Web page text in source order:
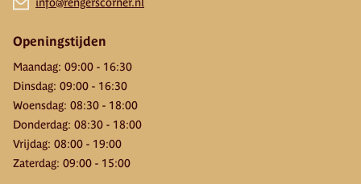
info@rengerscorner.nl
Openingstijden
Maandag: 09:00 - 16:30
Dinsdag: 09:00 - 16:30
Woensdag: 08:30 - 18:00
Donderdag: 08:30 - 18:00
Vrijdag: 08:00 - 19:00
Zaterdag: 09:00 - 15:00